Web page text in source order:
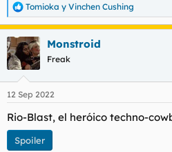
R
e
a
c
c
i
e
s
:
Tomioka y Vinchen Cushing
Monstroid
Freak
12 Sep 2022
Rio-Blast, el heróico techno-
Spoiler